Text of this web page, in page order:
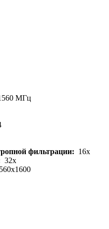
МГц
фильтрации: 16x
32x